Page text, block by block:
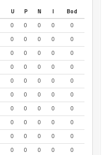
U P N I
Bod
0 0 0 0
0
0 0 0 0
0
0 0 0 0
0
0 0 0 0
0
0 0 0 0
0
0 0 0 0
0
0 0 0 0
0
0 0 0 0
0
0 0 0 0
0
0 0 0 0 0